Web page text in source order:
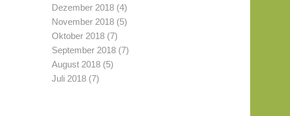
Dezember 2018(4)
November 2018(5)
Oktober 2018(7)
September 2018(7)
August 2018(5)
Juli 2018(7)